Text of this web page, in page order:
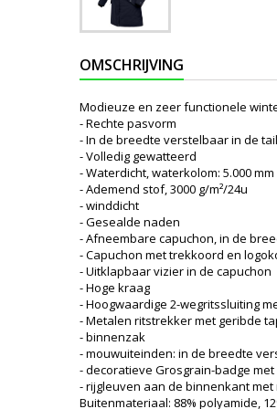
OMSCHRIJVING
Modieuze en zeer functionele
- Rechte pasvorm
- In de breedte verstelbaar in de
- Volledig gewatteerd
- Waterdicht, waterkolom: 5.000 mm
- Ademend stof, 3000 g/m²/24u
- winddicht
- Gesealde naden
- Afneembare capuchon, in de
- Capuchon met trekkoord en
- Uitklapbaar vizier in de capuchon
- Hoge kraag
- Hoogwaardige 2-wegritssluiting
- Metalen ritstrekker met geribde
- binnenzak
- mouwuiteinden: in de breedte
- decoratieve Grosgrain-badge met
- rijgleuven aan de binnenkant met
Buitenmateriaal: 88% polyamide,